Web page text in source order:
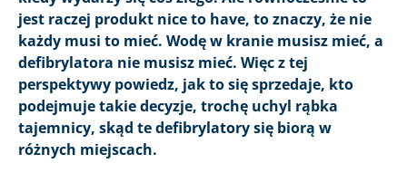
jest raczej produkt nice to have, to znaczy, że nie
każdy musi to mieć. Wodę w kranie musisz mieć, a
defibrylatora nie musisz mieć. Więc z tej
perspektywy powiedz, jak to się sprzedaje, kto
podejmuje takie decyzje, trochę uchyl rąbka
tajemnicy, skąd te defibrylatory się biorą w
różnych miejscach.